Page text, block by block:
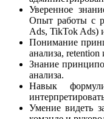
Уверенное
Опыт работы с
Ads, TikTok Ads)
Понимание
анализа,
Знание
анализа.
Навык
Умение видеть